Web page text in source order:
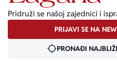
Pridruži se našoj zajednici i
PRIJAVI SE NA
PRONAĐI